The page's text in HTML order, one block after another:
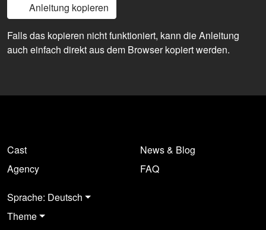
Anleitung kopieren
Falls das kopieren nicht funktioniert, kann die Anleitung
auch einfach direkt aus dem Browser kopiert werden.
Cast
Agency
News & Blog
FAQ
Sprache: Deutsch
Theme